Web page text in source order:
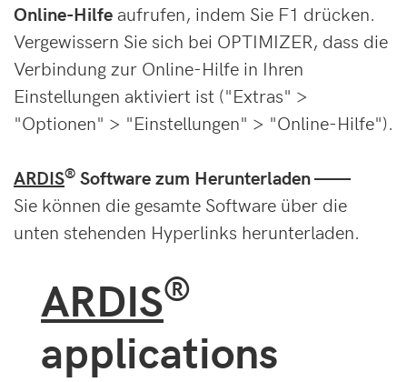
Online-Hilfe aufrufen, indem Sie F1 drücken.
Vergewissern Sie sich bei OPTIMIZER, dass die
Verbindung zur Online-Hilfe in Ihren
Einstellungen aktiviert ist ("Extras" >
"Optionen" > "Einstellungen" > "Online-Hilfe").
ARDIS® Software zum Herunterladen ——
Sie können die gesamte Software über die
unten stehenden Hyperlinks herunterladen.
ARDIS®
applications